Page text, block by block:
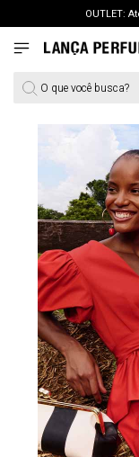
OUTLET:
O que você busca?